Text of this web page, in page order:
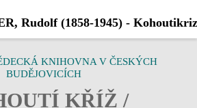
KNIHOVNA V ČESKÝCH
BUDĚJOVICÍCH
KŘÍŽ /
Rudolf (1858-1945) -